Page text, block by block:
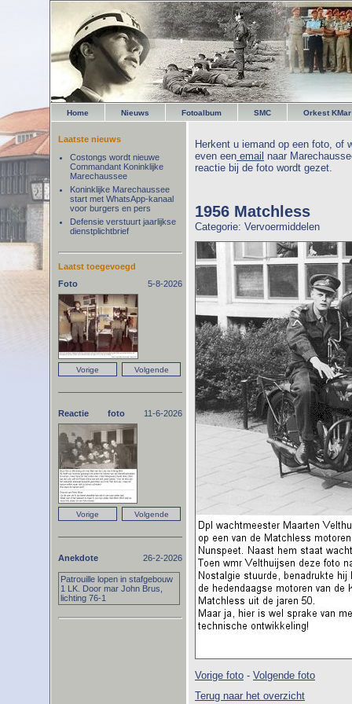
Home Nieuws Fotoalbum SMC Orkest KMar
Herkent u iemand op een foto, of
even een email naar
reactie bij de foto wordt gezet.
1956 Matchless
Categorie: Vervoermiddelen
Vorige foto - Volgende foto
Terug naar het overzicht
Laatste nieuws
Costongs wordt nieuwe
Commandant Koninklijke
Marechaussee
Koninklijke Marechaussee
start met WhatsApp-kanaal
voor burgers en pers
Defensie verstuurt jaarlijkse
dienstplichtbrief
Laatst toegevoegd
Foto
5-8-2026
Reactie foto 11-6-2026
Anekdote 26-2-2026
Patrouille lopen in stafgebouw
1 LK. Door mar John Brus,
lichting 76-1